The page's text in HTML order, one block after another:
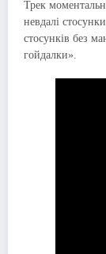
Трек
невдалі
стосунків без
гойдалки».